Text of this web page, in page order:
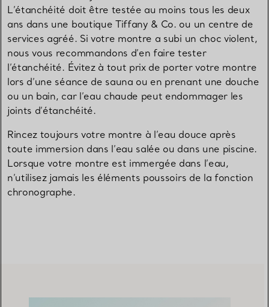
L’étanchéité doit être testée au moins tous les deux
ans dans une boutique Tiffany & Co. ou un centre de
services agréé. Si votre montre a subi un choc violent,
nous vous recommandons d’en faire tester
l’étanchéité. Évitez à tout prix de porter votre montre
lors d’une séance de sauna ou en prenant une douche
ou un bain, car l’eau chaude peut endommager les
joints d’étanchéité.
Rincez toujours votre montre à l’eau douce après
toute immersion dans l’eau salée ou dans une piscine.
Lorsque votre montre est immergée dans l’eau,
n’utilisez jamais les éléments poussoirs de la fonction
chronographe.